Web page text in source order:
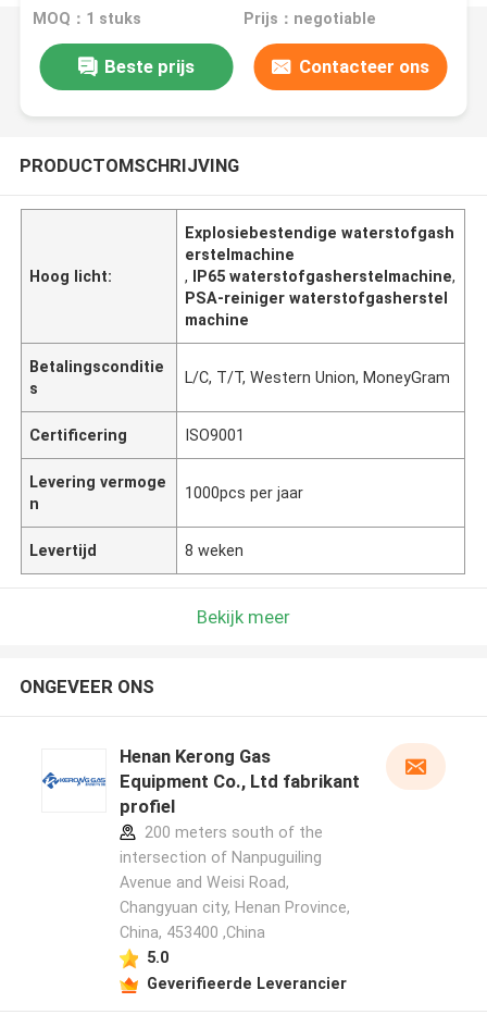
MOQ：1 stuks Prijs：negotiable
Beste prijs Contacteer ons
PRODUCTOMSCHRIJVING
Hoog licht:
Explosiebestendige waterstofgash
erstelmachine
, IP65 waterstofgasherstelmachine,
PSA-reiniger waterstofgasherstel
machine
Betalingsconditie
s
L/C, T/T, Western Union, MoneyGram
Certificering ISO9001
Levering vermoge
n
1000pcs per jaar
Levertijd 8 weken
Bekijk meer
ONGEVEER ONS
Henan Kerong Gas
Equipment Co., Ltd fabrikant
profiel
200 meters south of the
intersection of Nanpuguiling
Avenue and Weisi Road,
Changyuan city, Henan Province,
China, 453400 ,China
5.0
Geverifieerde Leverancier